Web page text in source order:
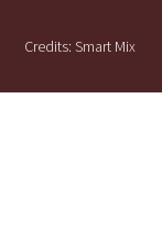
Credits:Smart Mix